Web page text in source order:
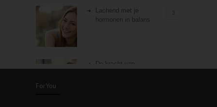
Lachend met je
hormonen in balans
3
De kracht van
ForYou